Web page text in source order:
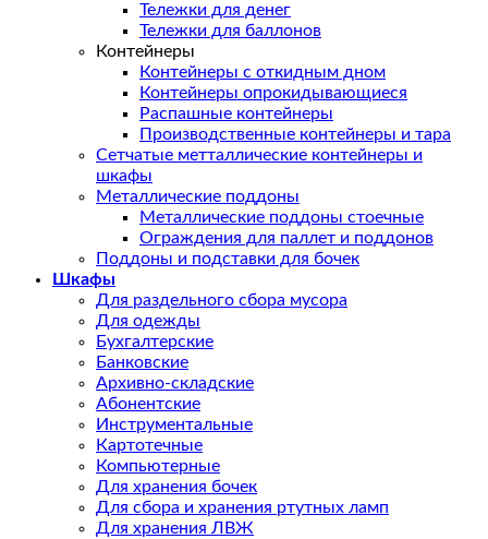
Тележки для денег
Тележки для баллонов
Контейнеры
Контейнеры с откидным дном
Контейнеры опрокидывающиеся
Распашные контейнеры
Производственные контейнеры и тара
Сетчатые метталлические контейнеры и
шкафы
Металлические поддоны
Металлические поддоны стоечные
Ограждения для паллет и поддонов
Поддоны и подставки для бочек
Шкафы
Для раздельного сбора мусора
Для одежды
Бухгалтерские
Банковские
Архивно-складские
Абонентские
Инструментальные
Картотечные
Компьютерные
Для хранения бочек
Для сбора и хранения ртутных ламп
Для хранения ЛВЖ